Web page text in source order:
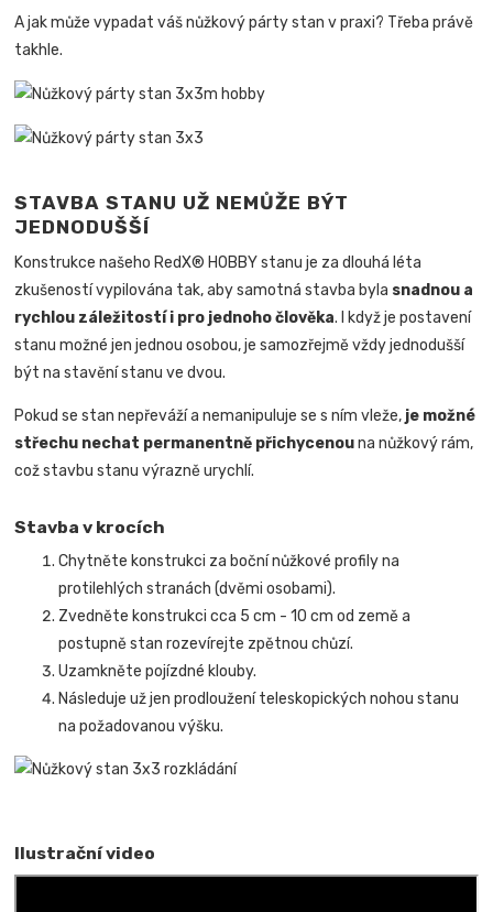
A jak může vypadat váš nůžkový párty stan v praxi? Třeba právě
takhle.
STAVBA STANU UŽ NEMŮŽE BÝT
JEDNODUŠŠÍ
Konstrukce našeho RedX® HOBBY stanu je za dlouhá léta
zkušeností vypilována tak, aby samotná stavba byla snadnou a
rychlou záležitostí i pro jednoho člověka.
I když je postavení
stanu možné jen jednou osobou, je samozřejmě vždy jednodušší
být na stavění stanu ve dvou.
Pokud se stan nepřeváží a nemanipuluje se s ním vleže, je možné
střechu nechat permanentně přichycenouna nůžkový rám,
což stavbu stanu výrazně urychlí.
Stavba v krocích
Chytněte konstrukci za boční nůžkové profily na
protilehlých stranách (dvěmi osobami).
Zvedněte konstrukci cca 5 cm - 10 cm od země a
postupně stan rozevírejte zpětnou chůzí.
Uzamkněte pojízdné klouby.
Následuje už jen prodloužení teleskopických nohou stanu
na požadovanou výšku.
Ilustrační video